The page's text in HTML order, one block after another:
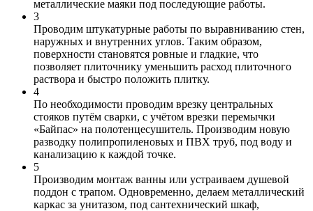
металлические маяки под последующие работы.
3
Проводим штукатурные работы по выравниванию стен,
наружных и внутренних углов. Таким образом,
поверхности становятся ровные и гладкие, что
позволяет плиточнику уменьшить расход плиточного
раствора и быстро положить плитку.
4
По необходимости проводим врезку центральных
стояков путём сварки, с учётом врезки перемычки
«Байпас» на полотенцесушитель. Производим новую
разводку полипропиленовых и ПВХ труб, под воду и
канализацию к каждой точке.
5
Производим монтаж ванны или устраиваем душевой
поддон с трапом. Одновременно, делаем металлический
каркас за унитазом, под сантехнический шкаф,